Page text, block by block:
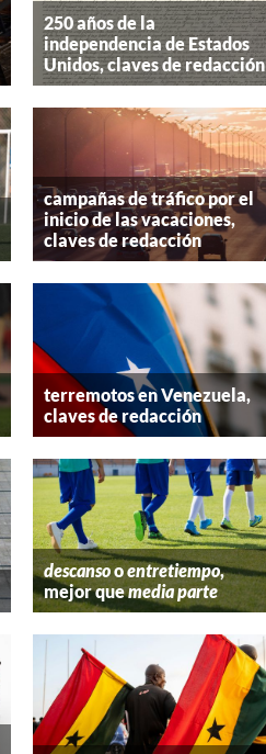
250 años de la
independencia de Estados
Unidos, claves de redacción
campañas de tráfico por el
inicio de las vacaciones,
claves de redacción
terremotos en Venezuela,
claves de redacción
descansooentretiempo,
mejor quemedia parte